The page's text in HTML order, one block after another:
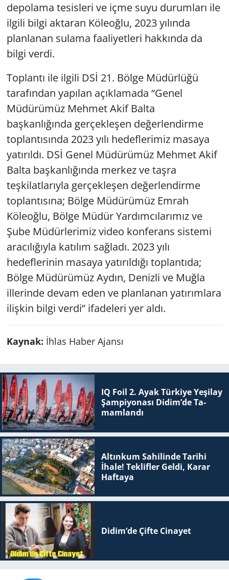
depolama tesisleri ve içme suyu durumları ile
ilgili bilgi aktaran Köleoğlu, 2023 yılında
planlanan sulama faaliyetleri hakkında da
bilgi verdi.
Toplantı ile ilgili DSİ 21. Bölge Müdürlüğü
tarafından yapılan açıklamada “Genel
Müdürümüz Mehmet Akif Balta
başkanlığında gerçekleşen değerlendirme
toplantısında 2023 yılı hedeflerimiz masaya
yatırıldı. DSİ Genel Müdürümüz Mehmet Akif
Balta başkanlığında merkez ve taşra
teşkilatlarıyla gerçekleşen değerlendirme
toplantısına; Bölge Müdürümüz Emrah
Köleoğlu, Bölge Müdür Yardımcılarımız ve
Şube Müdürlerimiz video konferans sistemi
aracılığıyla katılım sağladı. 2023 yılı
hedeflerinin masaya yatırıldığı toplantıda;
Bölge Müdürümüz Aydın, Denizli ve Muğla
illerinde devam eden ve planlanan yatırımlara
ilişkin bilgi verdi” ifadeleri yer aldı.
Kaynak: İhlas Haber Ajansı
IQ Foil 2. Ayak Tür­ki­ye Ye­şi­lay
Şam­pi­yo­na­sı Didim’de Ta­
mam­lan­dı
Altınkum Sahilinde Tarihi
İhale! Teklifler Geldi, Karar
Haftaya
Didim’de Çifte Ci­na­yet